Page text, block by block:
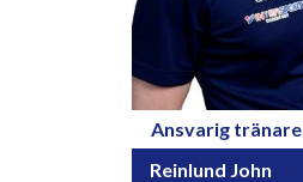
Ansvarig tränare
Reinlund John